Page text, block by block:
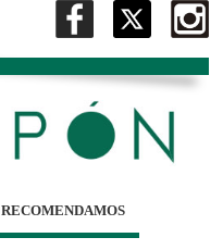
RECOMENDAMOS